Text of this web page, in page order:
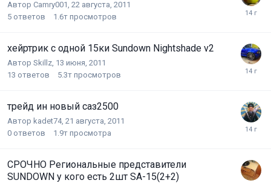
Автор Camry001 22 августа, 2011
5 ответов 1.6т просмотров
хейртрик с одной 15ки Sundown Nightshade v2
Автор Skillz 13 июня, 2011
13 ответов 5.3т просмотров
трейд ин новый саз2500
Автор kadet74, 21 августа, 2011
0 ответов 1.9т просмотра
СРОЧНО Региональные представители
SUNDOWN у кого есть 2шт SA-15(2+2)